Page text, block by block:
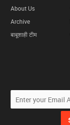
About Us
Archive
बाबूशाही टीम